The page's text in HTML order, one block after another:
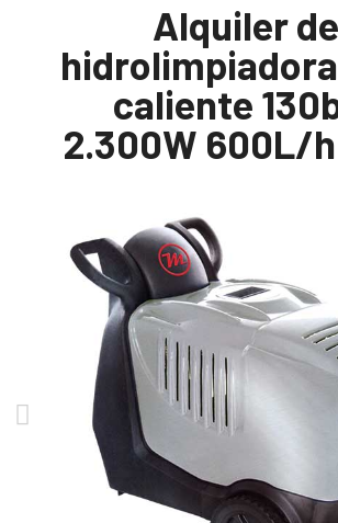
Alquiler de
caliente
2.300W 600L/